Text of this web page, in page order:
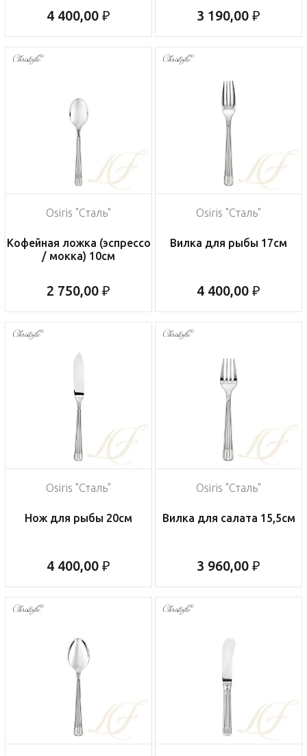
4 400,00 ₽ 3 190,00 ₽
Osiris "Сталь"
Кофейная ложка (эспрессо
/ мокка) 10см
2 750,00 ₽
Osiris "Сталь"
Вилка для рыбы 17см
4 400,00 ₽
Osiris "Сталь"
Нож для рыбы 20см
4 400,00 ₽
Osiris "Сталь"
Вилка для салата 15,5см
3 960,00 ₽